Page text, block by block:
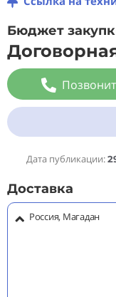
Бюджет
Дата публикации:
Доставка
Россия, Магадан